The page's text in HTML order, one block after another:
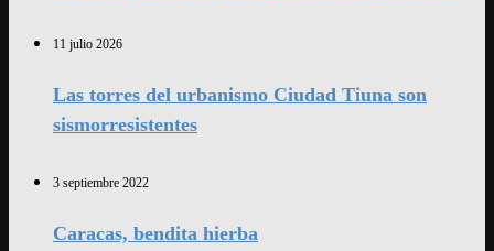
11 julio 2026
Las torres del urbanismo Ciudad Tiuna son
sismorresistentes
3 septiembre 2022
Caracas, bendita hierba